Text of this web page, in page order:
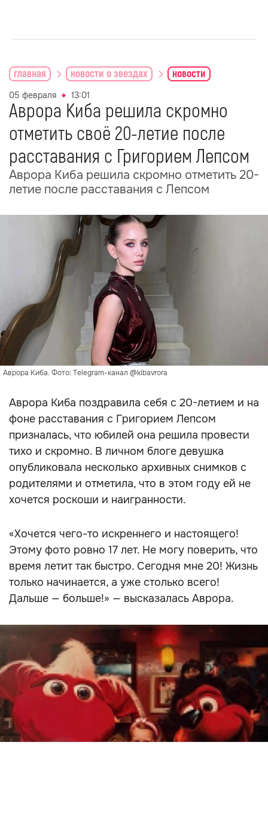
главная новости о звездах новости
05 февраля 13:01
Аврора Киба решила скромно
отметить своё 20-летие после
расставания с Григорием Лепсом
Аврора Киба решила скромно отметить 20-
летие после расставания с Лепсом
Аврора Киба. Фото: Telegram-канал @kibavrora
Аврора Киба поздравила себя с 20-летием и на
фоне расставания с Григорием Лепсом
призналась, что юбилей она решила провести
тихо и скромно. В личном блоге девушка
опубликовала несколько архивных снимков с
родителями и отметила, что в этом году ей не
хочется роскоши и наигранности.
«Хочется чего-то искреннего и настоящего!
Этому фото ровно 17 лет. Не могу поверить, что
время летит так быстро. Сегодня мне 20! Жизнь
только начинается, а уже столько всего!
Дальше — больше!» — высказалась Аврора.